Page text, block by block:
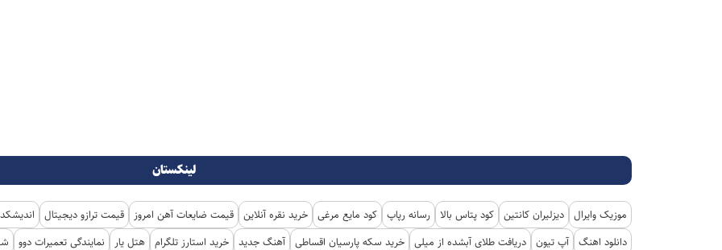
لینکستان
موزیک وایرال دیزلیران کانتین کود پتاس بالا رسانه رپاپ کود مایع مرغی خرید نقره آنلاین قیمت ضایعات آهن امروز قیمت ترازو دیجیتال
دانلود اهنگ آپ تیون دریافت طلای آبشده از میلی خرید سکه پارسیان اقساطی آهنگ جدید خرید استارز تلگرام هتل یار نمایندگی تعمیرات دوو